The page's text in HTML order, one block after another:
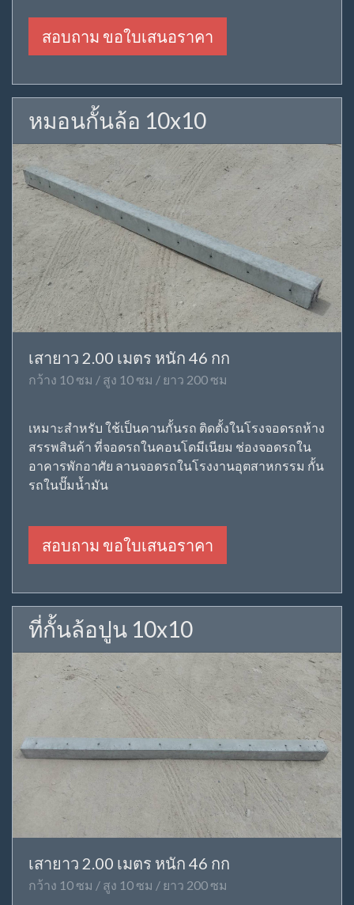
สอบถาม ขอใบเสนอราคา
หมอนกั้นล้อ 10x10
เสายาว 2.00 เมตร หนัก 46 กก
กว้าง 10 ซม / สูง 10 ซม / ยาว 200 ซม
เหมาะสำหรับ ใช้เป็นคานกั้นรถ ติดตั้งในโรงจอดรถห้าง
สรรพสินค้า ที่จอดรถในคอนโดมีเนียม ช่องจอดรถใน
อาคารพักอาศัย ลานจอดรถในโรงงานอุตสาหกรรม กั้น
รถในปั๊มน้ำมัน
สอบถาม ขอใบเสนอราคา
ที่กั้นล้อปูน 10x10
เสายาว 2.00 เมตร หนัก 46 กก
กว้าง 10 ซม / สูง 10 ซม / ยาว 200 ซม